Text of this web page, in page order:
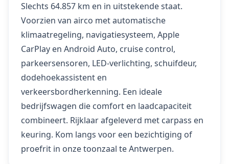
Slechts 64.857 km en in uitstekende staat.
Voorzien van airco met automatische
klimaatregeling, navigatiesysteem, Apple
CarPlay en Android Auto, cruise control,
parkeersensoren, LED-verlichting, schuifdeur,
dodehoekassistent en
verkeersbordherkenning. Een ideale
bedrijfswagen die comfort en laadcapaciteit
combineert. Rijklaar afgeleverd met carpass en
keuring. Kom langs voor een bezichtiging of
proefrit in onze toonzaal te Antwerpen.